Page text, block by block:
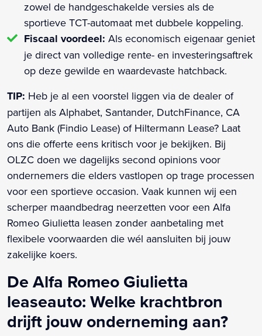
zowel de handgeschakelde versies als de
sportieve TCT-automaat met dubbele koppeling.
Fiscaal voordeel: Als economisch eigenaar geniet
je direct van volledige rente- en investeringsaftrek
op deze gewilde en waardevaste hatchback.
TIP: Heb je al een voorstel liggen via de dealer of
partijen als Alphabet, Santander, DutchFinance, CA
Auto Bank (Findio Lease) of Hiltermann Lease? Laat
ons die offerte eens kritisch voor je bekijken. Bij
OLZC doen we dagelijks second opinions voor
ondernemers die elders vastlopen op trage processen
voor een sportieve occasion. Vaak kunnen wij een
scherper maandbedrag neerzetten voor een Alfa
Romeo Giulietta leasen zonder aanbetaling met
flexibele voorwaarden die wél aansluiten bij jouw
zakelijke koers.
De Alfa Romeo Giulietta
leaseauto: Welke krachtbron
drijft jouw onderneming aan?